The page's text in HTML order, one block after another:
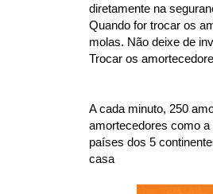
diretamente na
Quando for trocar os
molas. Não deixe de
Trocar os
A cada minuto, 250
amortecedores como
países dos 5
casa